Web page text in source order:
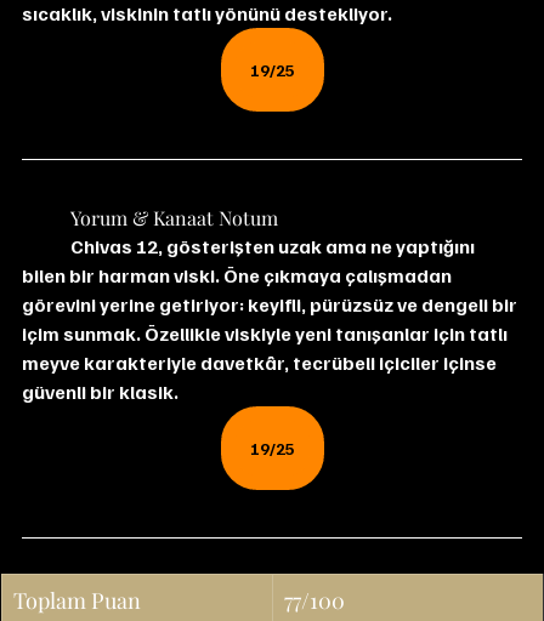
sıcaklık, viskinin tatlı yönünü destekliyor.
19/25
	Yorum & Kanaat Notum
bilen bir harman viski. Öne çıkmaya çalışmadan
görevini yerine getiriyor: keyifli, pürüzsüz ve dengeli bir
içim sunmak. Özellikle viskiyle yeni tanışanlar için tatlı
meyve karakteriyle davetkâr, tecrübeli içiciler içinse
güvenli bir klasik.
19/25
Toplam Puan 77/100